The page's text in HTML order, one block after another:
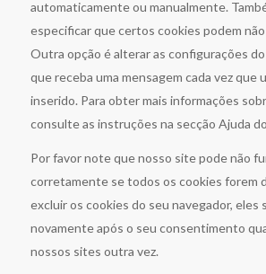
automaticamente ou manualmente.
especificar que certos cookies podem
Outra opção é alterar as configurações
que receba uma mensagem cada vez que
inserido. Para obter mais informações
consulte as instruções na secção Ajuda
Por favor note que nosso site pode não
corretamente se todos os cookies forem
excluir os cookies do seu navegador, eles
novamente após o seu consentimento
nossos sites outra vez.